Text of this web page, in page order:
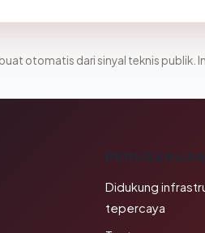
otomatis dari sinyal teknis publik.
PERUSAHAAN
Didukung
tepercaya